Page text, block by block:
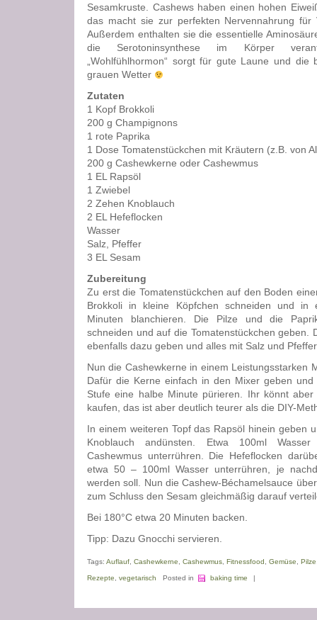
Sesamkruste. Cashews haben einen hohen
das macht sie zur perfekten Nervennahrung für
Außerdem enthalten sie die essentielle
die Serotoninsynthese im Körper
„Wohlfühlhormon“ sorgt für gute Laune und die
grauen Wetter
Zutaten
1 Kopf Brokkoli
200 g Champignons
1 rote Paprika
1 Dose Tomatenstückchen mit Kräutern (z.B. von
200 g Cashewkerne oder Cashewmus
1 EL Rapsöl
1 Zwiebel
2 Zehen Knoblauch
2 EL Hefeflocken
Wasser
Salz, Pfeffer
3 EL Sesam
Zubereitung
Zu erst die Tomatenstückchen auf den Boden
Brokkoli in kleine Köpfchen schneiden und in
Minuten blanchieren. Die Pilze und die
schneiden und auf die Tomatenstückchen geben.
ebenfalls dazu geben und alles mit Salz und
Nun die Cashewkerne in einem Leistungsstarken
Dafür die Kerne einfach in den Mixer geben
Stufe eine halbe Minute pürieren. Ihr könnt aber
kaufen, das ist aber deutlich teurer als die DIY-
In einem weiteren Topf das Rapsöl hinein geben
Knoblauch andünsten. Etwa 100ml
Cashewmus unterrühren. Die Hefeflocken
etwa 50 – 100ml Wasser unterrühren, je
werden soll. Nun die Cashew-Béchamelsauce
zum Schluss den Sesam gleichmäßig darauf
Bei 180°C etwa 20 Minuten backen.
Tipp: Dazu Gnocchi servieren.
Tags: Auflauf Cashewkerne Cashewmus Fitnessfood Gemüse Pilze
Rezepte vegetarisch Posted in baking time |